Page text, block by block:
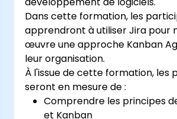
Dans cette formation, les
apprendront à utiliser Jira pour
œuvre une approche Kanban
leur organisation.
À l'issue de cette formation, les
seront en mesure de :
Comprendre les principes
et Kanban